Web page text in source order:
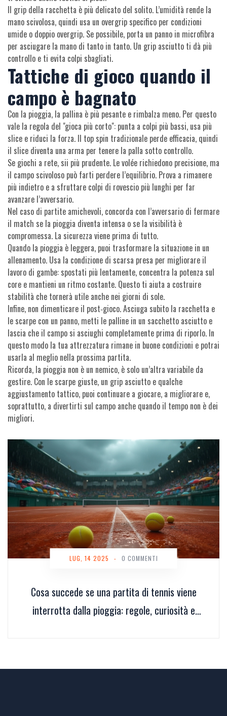
Il grip della racchetta è più delicato del solito. L’umidità rende la
mano scivolosa, quindi usa un overgrip specifico per condizioni
umide o doppio overgrip. Se possibile, porta un panno in microfibra
per asciugare la mano di tanto in tanto. Un grip asciutto ti dà più
controllo e ti evita colpi sbagliati.
Tattiche di gioco quando il
campo è bagnato
Con la pioggia, la pallina è più pesante e rimbalza meno. Per questo
vale la regola del "gioca più corto": punta a colpi più bassi, usa più
slice e riduci la forza. Il top spin tradizionale perde efficacia, quindi
il slice diventa una arma per tenere la palla sotto controllo.
Se giochi a rete, sii più prudente. Le volée richiedono precisione, ma
il campo scivoloso può farti perdere l’equilibrio. Prova a rimanere
più indietro e a sfruttare colpi di rovescio più lunghi per far
avanzare l’avversario.
Nel caso di partite amichevoli, concorda con l’avversario di fermare
il match se la pioggia diventa intensa o se la visibilità è
compromessa. La sicurezza viene prima di tutto.
Quando la pioggia è leggera, puoi trasformare la situazione in un
allenamento. Usa la condizione di scarsa presa per migliorare il
lavoro di gambe: spostati più lentamente, concentra la potenza sul
core e mantieni un ritmo costante. Questo ti aiuta a costruire
stabilità che tornerà utile anche nei giorni di sole.
Infine, non dimenticare il post‑gioco. Asciuga subito la racchetta e
le scarpe con un panno, metti le palline in un sacchetto asciutto e
lascia che il campo si asciughi completamente prima di riporlo. In
questo modo la tua attrezzatura rimane in buone condizioni e potrai
usarla al meglio nella prossima partita.
Ricorda, la pioggia non è un nemico, è solo un’altra variabile da
gestire. Con le scarpe giuste, un grip asciutto e qualche
aggiustamento tattico, puoi continuare a giocare, a migliorare e,
soprattutto, a divertirti sul campo anche quando il tempo non è dei
migliori.
Cosa succede se una partita di tennis viene
interrotta dalla pioggia: regole, curiosità e
LUG, 14 2025 - 0 COMMENTI